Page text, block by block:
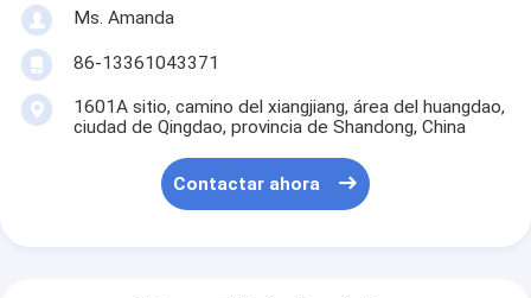
Ms. Amanda
86-13361043371
1601A sitio, camino del xiangjiang, área del huangdao,
ciudad de Qingdao, provincia de Shandong, China
Contactar ahora